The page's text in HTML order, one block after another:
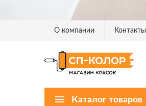
О компании Контакты
Каталог товаров